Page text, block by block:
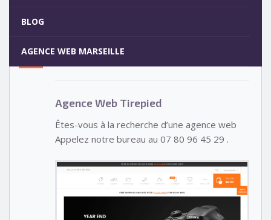
BLOG
AGENCE WEB MARSEILLE
5
Votre site internet pour 29€
Agence Web Tirepied
Êtes-vous à la recherche d’une agence web
Appelez notre bureau au 07 80 96 45 29 .